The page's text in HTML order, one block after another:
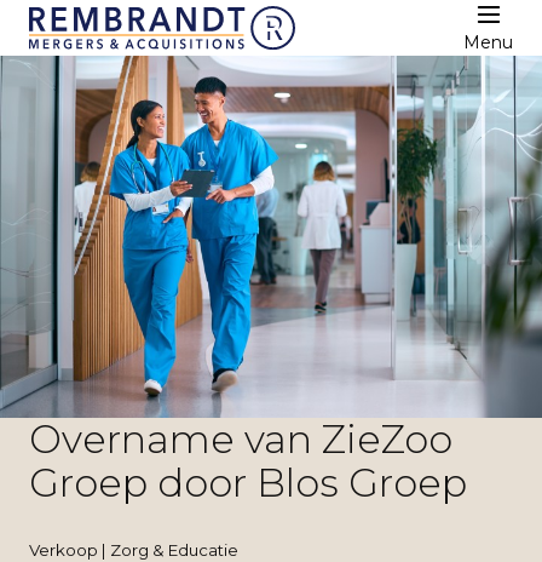
Menu
Overname van ZieZoo
Groep door Blos Groep
Verkoop | Zorg & Educatie